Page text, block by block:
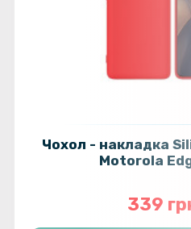
Чохол - накладка
Motorola
339